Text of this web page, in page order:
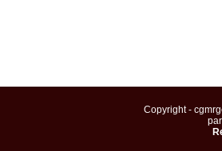
Copyright -